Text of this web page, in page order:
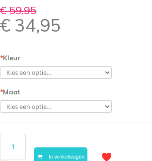
€ 59,95
€ 34,95
*Kleur
*Maat
In winkelwagen